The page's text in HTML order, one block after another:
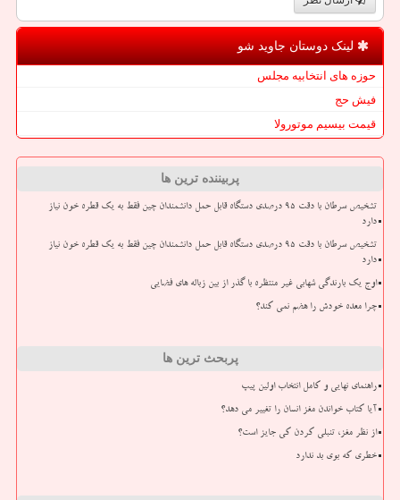
لینک دوستان جاوید شو
حوزه های انتخابیه مجلس
فیش حج
قیمت بیسیم موتورولا
پربیننده ترین ها
تشخیص سرطان با دقت ۹۵ درصدی دستگاه قابل حمل دانشمندان چین فقط به یک قطره خون نیاز
دارد
تشخیص سرطان با دقت ۹۵ درصدی دستگاه قابل حمل دانشمندان چین فقط به یک قطره خون نیاز
دارد
اوج یک بارندگی شهابی غیر منتظره با گذر از بین زباله های فضایی
چرا معده خودش را هضم نمی کند؟
پربحث ترین ها
راهنمای نهایی و کامل انتخاب اولین پیپ
آیا کتاب خواندن مغز انسان را تغییر می دهد؟
از نظر مغز، تنبلی کردن کی جایز است؟
خطری که بوی بد ندارد